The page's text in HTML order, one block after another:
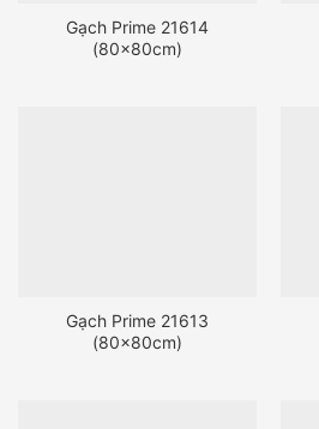
Gạch Prime 21614
(80x80cm)
Gạch Prime 21613
(80x80cm)